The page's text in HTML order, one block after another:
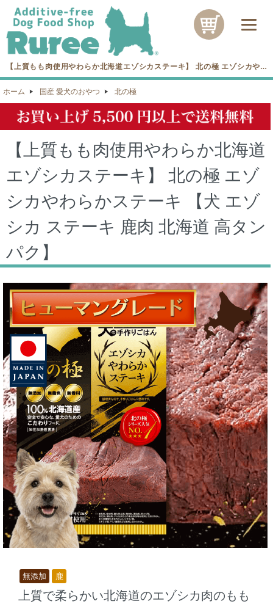
【上質もも肉使用やわらか北海道エゾシカステーキ】 北の極 エゾシカやわ
らかステーキ 【犬 エゾシカ ステーキ 鹿肉 北海道 高タンパク】を買うなら
湘南の無添加愛犬フード専門店Rureeへ！
ホーム 国産 愛犬のおやつ 北の極
【上質もも肉使用やわらか北海道
エゾシカステーキ】 北の極 エゾ
シカやわらかステーキ 【犬 エゾ
シカ ステーキ 鹿肉 北海道 高タン
パク】
無添加 鹿
上質で柔らかい北海道のエゾシカ肉のもも